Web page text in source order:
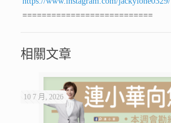
===========================
相關文章
10 7 月, 2026